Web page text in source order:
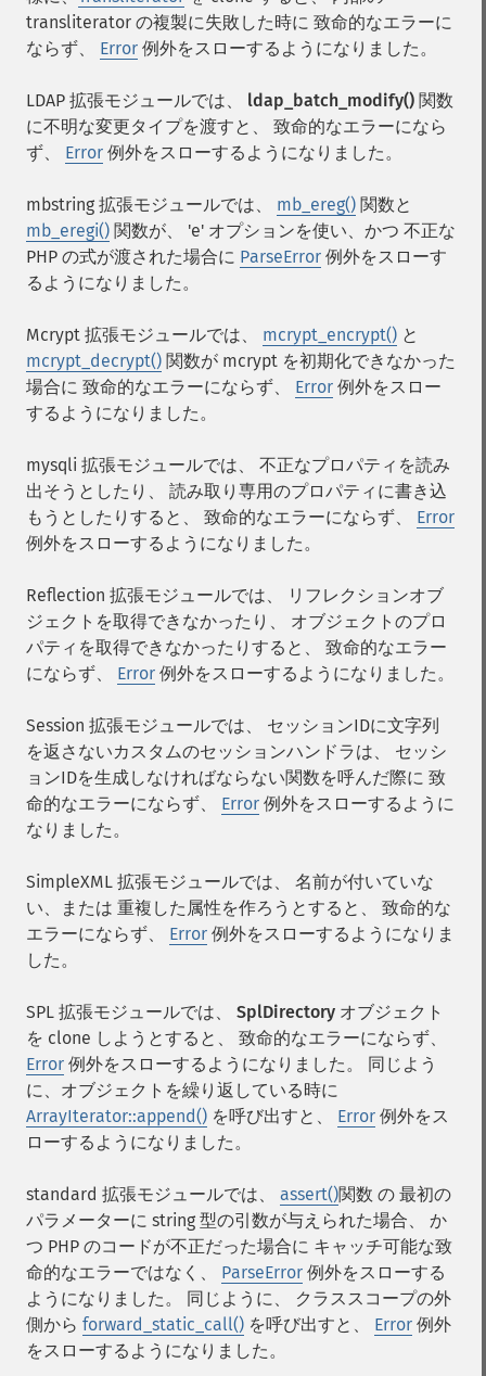
transliterator の複製に失敗した時に 致命的なエラーに
ならず、 Error 例外をスローするようになりました。
LDAP 拡張モジュールでは、 ldap_batch_modify() 関数
に不明な変更タイプを渡すと、 致命的なエラーになら
ず、 Error 例外をスローするようになりました。
mbstring 拡張モジュールでは、 mb_ereg() 関数と
mb_eregi() 関数が、 'e' オプションを使い、かつ 不正な
PHP の式が渡された場合に ParseError 例外をスローす
るようになりました。
Mcrypt 拡張モジュールでは、 mcrypt_encrypt() と
mcrypt_decrypt() 関数が mcrypt を初期化できなかった
場合に 致命的なエラーにならず、 Error 例外をスロー
するようになりました。
mysqli 拡張モジュールでは、 不正なプロパティを読み
出そうとしたり、 読み取り専用のプロパティに書き込
もうとしたりすると、 致命的なエラーにならず、 Error
例外をスローするようになりました。
Reflection 拡張モジュールでは、 リフレクションオブ
ジェクトを取得できなかったり、 オブジェクトのプロ
パティを取得できなかったりすると、 致命的なエラー
にならず、 Error 例外をスローするようになりました。
Session 拡張モジュールでは、 セッションIDに文字列
を返さないカスタムのセッションハンドラは、 セッシ
ョンIDを生成しなければならない関数を呼んだ際に 致
命的なエラーにならず、 Error 例外をスローするように
なりました。
SimpleXML 拡張モジュールでは、 名前が付いていな
い、または 重複した属性を作ろうとすると、 致命的な
エラーにならず、 Error 例外をスローするようになりま
した。
SPL 拡張モジュールでは、 SplDirectory オブジェクト
を clone しようとすると、 致命的なエラーにならず、
Error 例外をスローするようになりました。 同じよう
に、オブジェクトを繰り返している時に
ArrayIterator::append() を呼び出すと、 Error 例外をス
ローするようになりました。
standard 拡張モジュールでは、 assert()関数 の 最初の
パラメーターに string 型の引数が与えられた場合、 か
つ PHP のコードが不正だった場合に キャッチ可能な致
命的なエラーではなく、 ParseError 例外をスローする
ようになりました。 同じように、 クラススコープの外
側から forward_static_call() を呼び出すと、 Error 例外
をスローするようになりました。